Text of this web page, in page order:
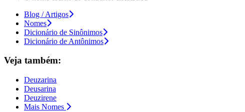
Blog / Artigos
Nomes
Dicionário de Sinônimos
Dicionário de Antônimos
Veja também:
Deuzarina
Deusarina
Deuzirene
Mais Nomes